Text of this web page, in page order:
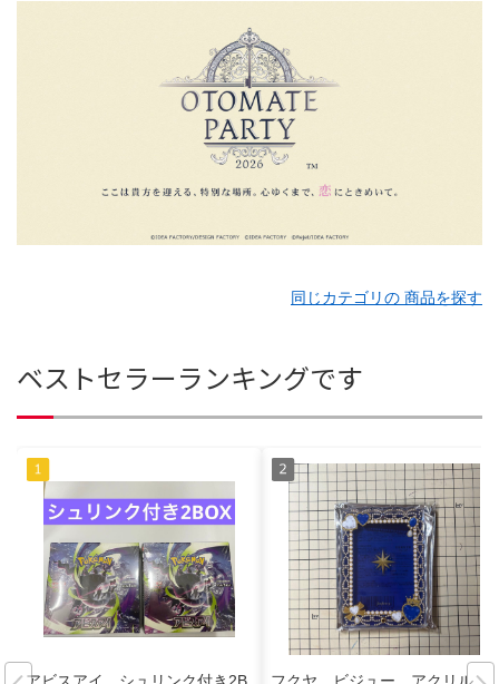
同じカテゴリの 商品を探す
ベストセラーランキングです